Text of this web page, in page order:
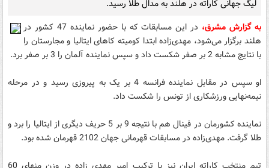
لیگ جهانی کاراته در هلند به مدال طلا رسید.
به گزارش مشرق،
در این مسابقات که با حضور نماینده 47 کشور در
هلند برگزار می‌شود، مهدی‌زاده ابتدا کومیته کاهای ایتالیا و مجارستان را
با نتایج مشابه 2 بر صفر شکست داد و سپس نماینده آلمان را 3 بر صفر برد.
او سپس در مقابل نماینده فرانسه 4 بر یک به پیروزی رسید و در مرحله
نیمه‌نهایی ورزشکاری از تونس را شکست داد.
نماینده کشورمان در فینال هم با نتیجه 9 بر 5 حریف دیگری از ایتالیا را برد و
طلا گرفت. مهدی‌زاده در مسابقات قهرمانی جهان 2102 قهرمان شده بود.